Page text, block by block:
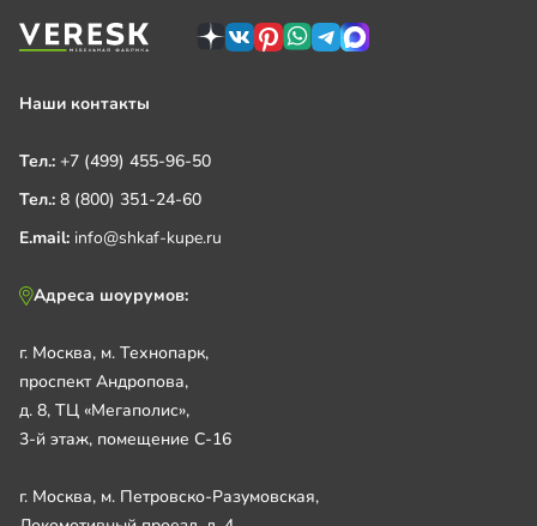
Наши контакты
Тел.: +7 (499) 455-96-50
Тел.: 8 (800) 351-24-60
E.mail: info@shkaf-kupe.ru
Адреса шоурумов:
г. Москва, м. Технопарк,
проспект Андропова,
д. 8, ТЦ «Мегаполис»,
3-й этаж, помещение С-16
г. Москва, м. Петровско-Разумовская,